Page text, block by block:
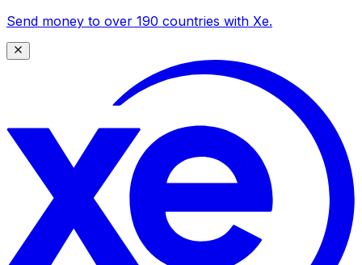
Send money to over 190 countries with Xe.